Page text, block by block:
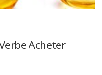
Acheter